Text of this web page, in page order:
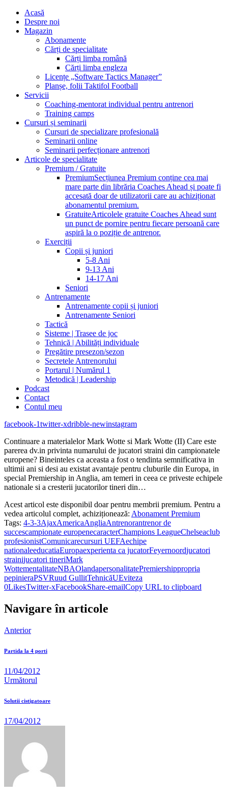
Acasă
Despre noi
Magazin
Abonamente
Cărți de specialitate
Cărți limba română
Cărți limba engleza
Licențe „Software Tactics Manager”
Planșe, folii Taktifol Football
Servicii
Coaching-mentorat individual pentru antrenori
Training camps
Cursuri și seminarii
Cursuri de specializare profesională
Seminarii online
Seminarii perfecționare antrenori
Articole de specialitate
Premium / Gratuite
PremiumSecțiunea Premium conține cea mai
mare parte din librăria Coaches Ahead și poate fi
accesată doar de utilizatorii care au achiziționat
abonamentul premium.
GratuiteArticolele gratuite Coaches Ahead sunt
un punct de pornire pentru fiecare persoană care
aspiră la o poziție de antrenor.
Exerciții
Copii și juniori
5-8 Ani
9-13 Ani
14-17 Ani
Seniori
Antrenamente
Antrenamente copii și juniori
Antrenamente Seniori
Tactică
Sisteme | Trasee de joc
Tehnică | Abilități individuale
Pregătire presezon/sezon
Secretele Antrenorului
Portarul | Numărul 1
Metodică | Leadership
Podcast
Contact
Contul meu
facebook-1twitter-xdribble-newinstagram
Continuare a materialelor Mark Wotte si Mark Wotte (II) Care este
parerea dv.in privinta numarului de jucatori straini din campionatele
europene? Bineinteles ca aceasta a fost o tendinta semnificativa in
ultimii ani si desi au existat avantaje pentru cluburile din Europa, in
special Premiership in Anglia, am temeri in ceea ce priveste echipele
nationale si a cresterii jucatorilor tineri din…
Acest articol este disponibil doar pentru membrii premium. Pentru a
vedea articolul complet, achiziționează: Abonament Premium
Tags: 4-3-3AjaxAmericaAngliaAntrenorantrenor de
succescampionate europenecaracterChampions LeagueChelseaclub
profesionistComunicarecursuri UEFAechipe
nationaleeducatiaEuropaexperienta ca jucatorFeyernoordjucatori
strainijucatori tineriMark
WottementalitateNBAOlandapersonalitatePremiershippropria
pepinieraPSVRuud GullitTehnicăUEviteza
0LikesTwitter-xFacebookShare-emailCopy URL to clipboard
Navigare în articole
Anterior
Partida la 4 porti
11/04/2012
Următorul
Solutii cistigatoare
17/04/2012